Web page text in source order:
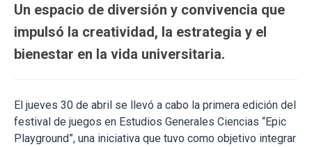
Un espacio de diversión y convivencia que
impulsó la creatividad, la estrategia y el
bienestar en la vida universitaria.
El jueves 30 de abril se llevó a cabo la primera edición del
festival de juegos en Estudios Generales Ciencias “Epic
Playground”, una iniciativa que tuvo como objetivo integrar